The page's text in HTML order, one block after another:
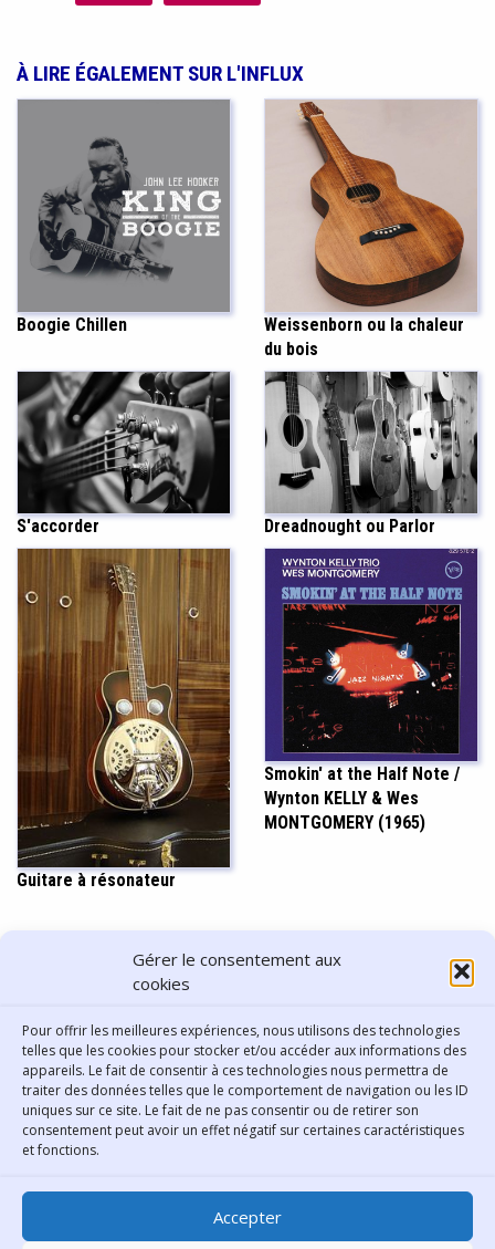
Gérer le consentement aux
cookies
Pour offrir les meilleures expériences, nous utilisons des technologies
telles que les cookies pour stocker et/ou accéder aux informations des
appareils. Le fait de consentir à ces technologies nous permettra de
traiter des données telles que le comportement de navigation ou les ID
uniques sur ce site. Le fait de ne pas consentir ou de retirer son
consentement peut avoir un effet négatif sur certaines caractéristiques
et fonctions.
Accepter
À LIRE ÉGALEMENT SUR L'INFLUX
Boogie Chillen
Weissenborn ou la chaleur
du bois
S'accorder Dreadnought ou Parlor
Guitare à résonateur
Smokin' at the Half Note /
Wynton KELLY & Wes
MONTGOMERY (1965)
PARTAGER CET ARTICLE
Bibliothèque municipale de
Lyon